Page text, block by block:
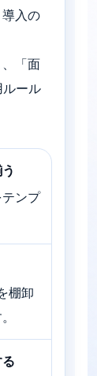
入の
「面
ール
ンプ
棚卸